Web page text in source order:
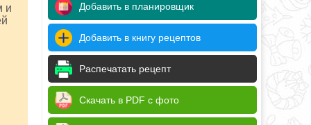
и
Добавить в планировщик
Добавить в книгу рецептов
Распечатать рецепт
Скачать в PDF с фото